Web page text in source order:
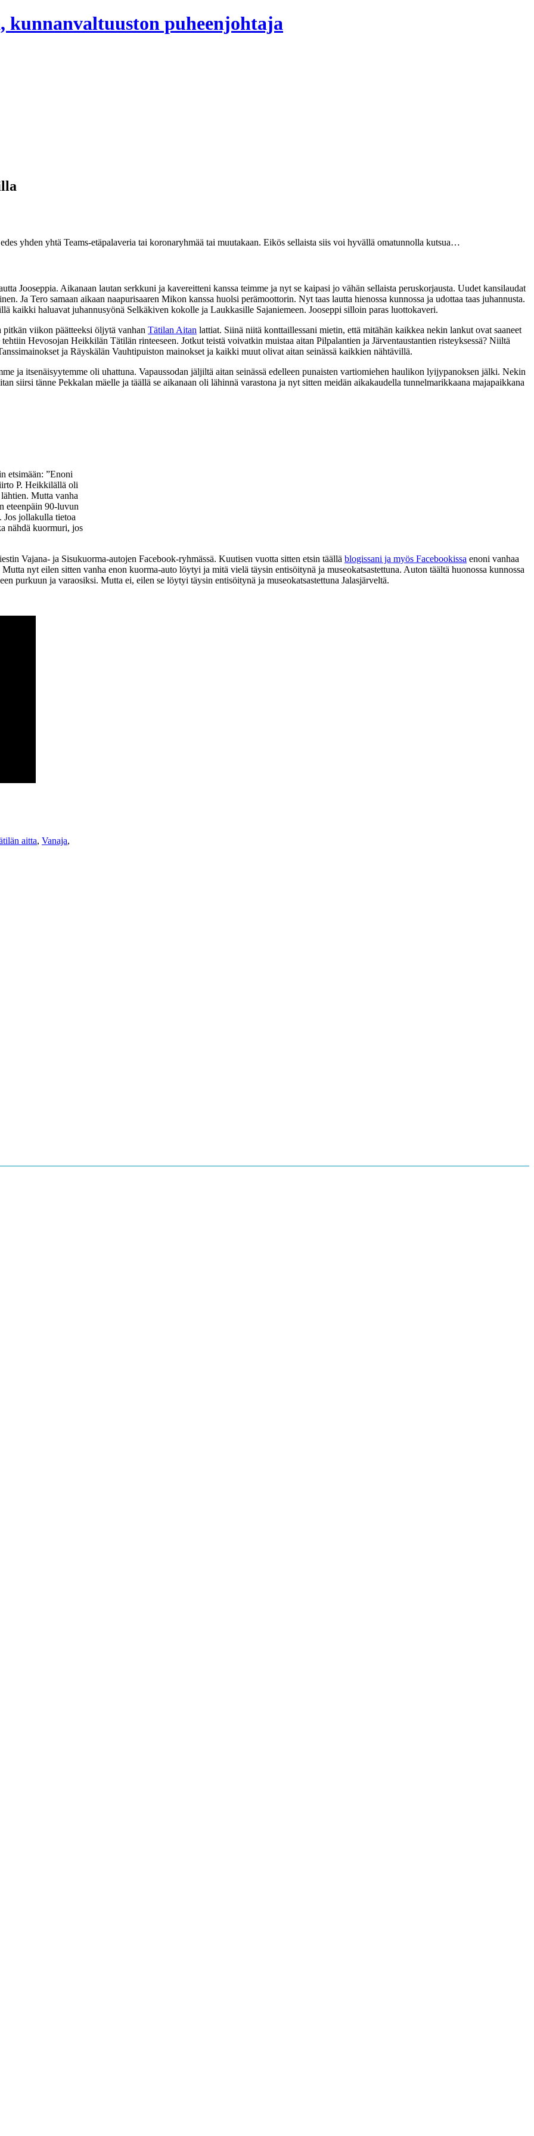
kunnanvaltuuston puheenjohtaja
yhden yhtä Teams-etäpalaveria tai koronaryhmää tai muutakaan. Eikös sellaista siis voi hyvällä omatunnolla kutsua…
Jooseppia. Aikanaan lautan serkkuni ja kavereitteni kanssa teimme ja nyt se kaipasi jo vähän sellaista peruskorjausta. Uudet kansilaudat
Ja Tero samaan aikaan naapurisaaren Mikon kanssa huolsi perämoottorin. Nyt taas lautta hienossa kunnossa ja udottaa taas juhannusta.
kaikki haluavat juhannusyönä Selkäkiven kokolle ja Laukkasille Sajaniemeen. Jooseppi silloin paras luottokaveri.
viikon päätteeksi öljytä vanhan Tätilan Aitan lattiat. Siinä niitä konttaillessani mietin, että mitähän kaikkea nekin lankut ovat saaneet
Hevosojan Heikkilän Tätilän rinteeseen. Jotkut teistä voivatkin muistaa aitan Pilpalantien ja Järventaustantien risteyksessä? Niiltä
ja Räyskälän Vauhtipuiston mainokset ja kaikki muut olivat aitan seinässä kaikkien nähtävillä.
ja itsenäisyytemme oli uhattuna. Vapaussodan jäljiltä aitan seinässä edelleen punaisten vartiomiehen haulikon lyijypanoksen jälki. Nekin
siirsi tänne Pekkalan mäelle ja täällä se aikanaan oli lähinnä varastona ja nyt sitten meidän aikakaudella tunnelmarikkaana majapaikkana
etsimään: ”Enoni
P. Heikkilällä oli
Mutta vanha
eteenpäin 90-luvun
Jos jollakulla tietoa
nähdä kuormuri, jos
Vajana- ja Sisukuorma-autojen Facebook-ryhmässä. Kuutisen vuotta sitten etsin täällä blogissani ja myös Facebookissa enoni vanhaa
nyt eilen sitten vanha enon kuorma-auto löytyi ja mitä vielä täysin entisöitynä ja museokatsastettuna. Auton täältä huonossa kunnossa
purkuun ja varaosiksi. Mutta ei, eilen se löytyi täysin entisöitynä ja museokatsastettuna Jalasjärveltä.
aitta, Vanaja,